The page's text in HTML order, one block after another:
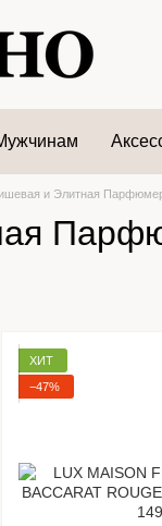
и Элитная
ХИТ
−47%